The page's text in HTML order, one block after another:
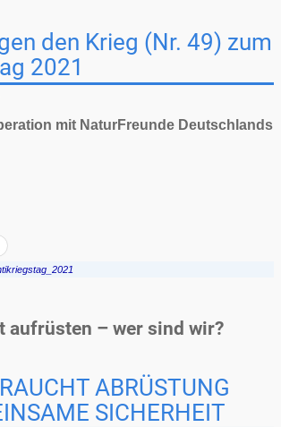
den Krieg (Nr. 49) zum
2021
mit NaturFreunde Deutschlands
aufrüsten – wer sind wir?
ABRÜSTUNG
SICHERHEIT